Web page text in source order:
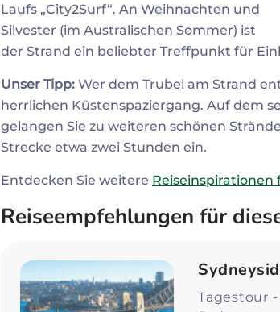
Laufs „City2Surf“. An Weihnachten und
Silvester (im Australischen Sommer) ist
der Strand ein beliebter Treffpunkt für
Unser Tipp: Wer dem Trubel am Strand
herrlichen Küstenspaziergang. Auf dem
gelangen Sie zu weiteren schönen
Strecke etwa zwei Stunden ein.
Entdecken Sie weitere Reiseinspirationen
Reiseempfehlungen für
Tagestour